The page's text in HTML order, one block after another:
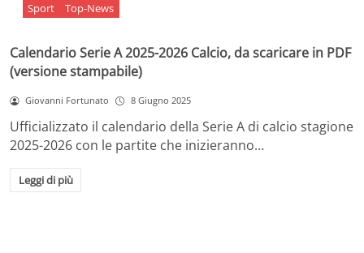
Sport Top-News
Calendario Serie A 2025-2026 Calcio, da scaricare in PDF
(versione stampabile)
Giovanni Fortunato 8 Giugno 2025
Ufficializzato il calendario della Serie A di calcio stagione
2025-2026 con le partite che inizieranno…
Leggi di più